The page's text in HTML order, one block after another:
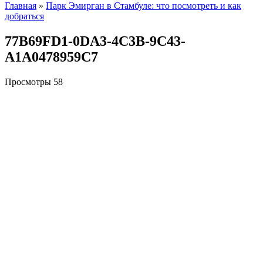
Главная » Парк Эмирган в Стамбуле: что посмотреть и как
добраться
77B69FD1-0DA3-4C3B-9C43-
A1A0478959C7
Просмотры 58